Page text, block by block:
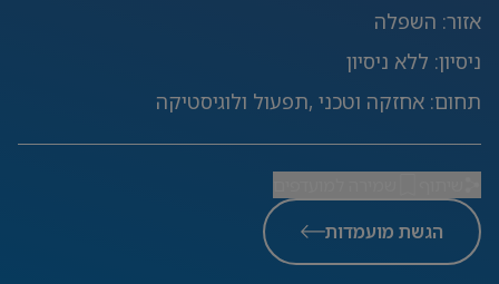
אזור: השפלה
ניסיון: ללא ניסיון
תחום: אחזקה וטכני ,תפעול ולוגיסטיקה
הגשת מועמדות